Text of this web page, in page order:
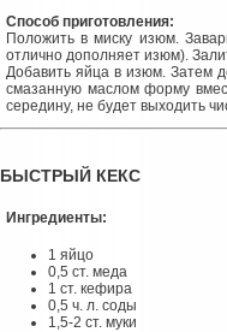
Способ приготовления:
Положить в миску изюм.
отлично дополняет изюм).
Добавить яйца в изюм. Затем
смазанную маслом форму
середину, не будет выходить
БЫСТРЫЙ КЕКС
Ингредиенты:
1 яйцо
0,5 ст. меда
1 ст. кефира
0,5 ч. л. соды
1,5-2 ст. муки